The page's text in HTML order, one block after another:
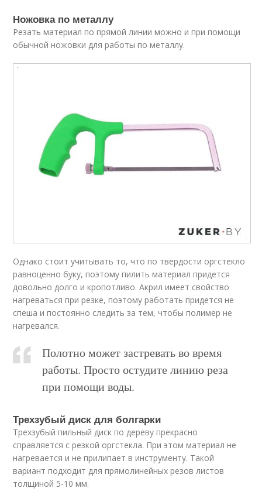
Ножовка по металлу
Резать материал по прямой линии можно и при помощи
обычной ножовки для работы по металлу.
Однако стоит учитывать то, что по твердости оргстекло
равноценно буку, поэтому пилить материал придется
довольно долго и кропотливо. Акрил имеет свойство
нагреваться при резке, поэтому работать придется не
спеша и постоянно следить за тем, чтобы полимер не
нагревался.
Полотно может застревать во время
работы. Просто остудите линию реза
при помощи воды.
Трехзубый диск для болгарки
Трехзубый пильный диск по дереву прекрасно
справляется с резкой оргстекла. При этом материал не
нагревается и не прилипает в инструменту. Такой
вариант подходит для прямолинейных резов листов
толщиной 5-10 мм.